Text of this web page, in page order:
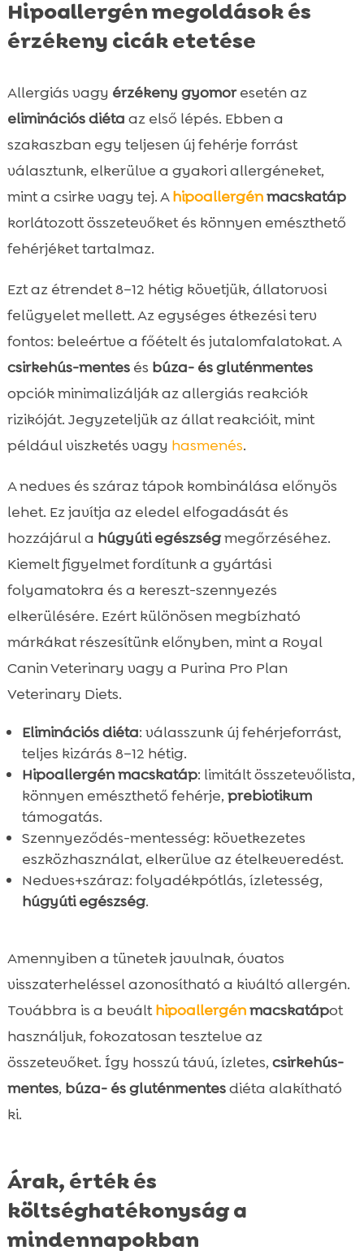
Hipoallergén megoldások és
érzékeny cicák etetése
Allergiás vagy érzékeny gyomoresetén az
eliminációs diéta az első lépés. Ebben a
szakaszban egy teljesen új fehérje forrást
választunk, elkerülve a gyakori allergéneket,
mint a csirke vagy tej. Ahipoallergénmacskatáp
korlátozott összetevőket és könnyen emészthető
fehérjéket tartalmaz.
Ezt az étrendet 8–12 hétig követjük, állatorvosi
felügyelet mellett. Az egységes étkezési terv
fontos: beleértve a főételt és jutalomfalatokat. A
csirkehús-mentesés búza- és gluténmentes
opciók minimalizálják az allergiás reakciók
rizikóját. Jegyzeteljük az állat reakcióit, mint
például viszketés vagy hasmenés.
A nedves és száraz tápok kombinálása előnyös
lehet. Ez javítja az eledel elfogadását és
hozzájárul a húgyúti egészségmegőrzéséhez.
Kiemelt figyelmet fordítunk a gyártási
folyamatokra és a kereszt-szennyezés
elkerülésére. Ezért különösen megbízható
márkákat részesítünk előnyben, mint a Royal
Canin Veterinary vagy a Purina Pro Plan
Veterinary Diets.
Eliminációs diéta: válasszunk új fehérjeforrást,
teljes kizárás 8–12 hétig.
Hipoallergén macskatáp: limitált összetevőlista,
könnyen emészthető fehérje, prebiotikum
támogatás.
Szennyeződés-mentesség: következetes
eszközhasználat, elkerülve az ételkeveredést.
Nedves+száraz: folyadékpótlás, ízletesség,
húgyúti egészség.
Amennyiben a tünetek javulnak, óvatos
visszaterheléssel azonosítható a kiváltó allergén.
Továbbra is a beválthipoallergénmacskatápot
használjuk, fokozatosan tesztelve az
összetevőket. Így hosszú távú, ízletes, csirkehús-
mentes, búza- és gluténmentesdiéta alakítható
ki.
Árak, érték és
költséghatékonyság a
mindennapokban